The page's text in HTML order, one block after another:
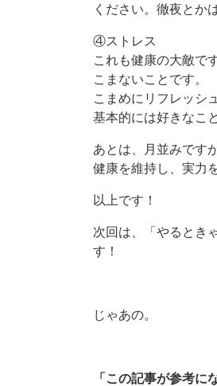
ください。徹夜とか
④ストレス
これも健康の大敵で
こまないことです。
こまめにリフレッシ
基本的には好きなこ
あとは、月並みです
健康を維持し、実力
以上です！
次回は、「やるとき
す！
じゃあの。
「この記事が参考に